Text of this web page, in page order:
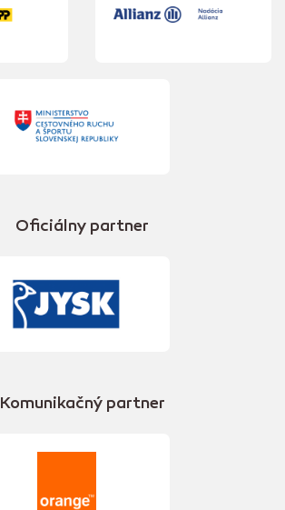
Oficiálny partner
Komunikačný partner